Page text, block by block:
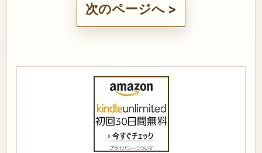
次のページへ >